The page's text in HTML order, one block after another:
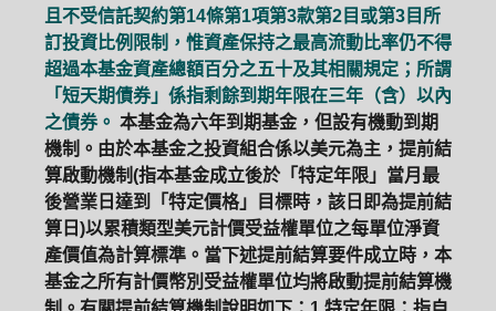
且不受信託契約第14條第1項第3款第2目或第3目所
訂投資比例限制，惟資產保持之最高流動比率仍不得
超過本基金資產總額百分之五十及其相關規定；所謂
「短天期債券」係指剩餘到期年限在三年（含）以內
之債券。 本基金為六年到期基金，但設有機動到期
機制。由於本基金之投資組合係以美元為主，提前結
算啟動機制(指本基金成立後於「特定年限」當月最
後營業日達到「特定價格」目標時，該日即為提前結
算日)以累積類型美元計價受益權單位之每單位淨資
產價值為計算標準。當下述提前結算要件成立時，本
基金之所有計價幣別受益權單位均將啟動提前結算機